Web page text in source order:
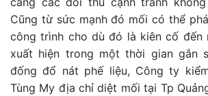
Cũng từ sức mạnh đó mối có thể
công trình cho dù đó là kiên cố đến
xuất hiện trong một thời gian gắn
đống đổ nát phế liệu, Công ty
Tùng My địa chỉ diệt mối tại Tp